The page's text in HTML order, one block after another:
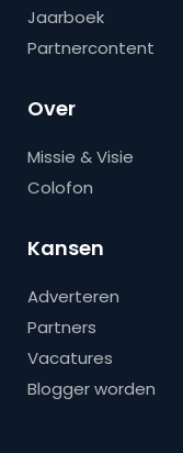
Jaarboek
Partnercontent
Over
Missie & Visie
Colofon
Kansen
Adverteren
Partners
Vacatures
Blogger worden